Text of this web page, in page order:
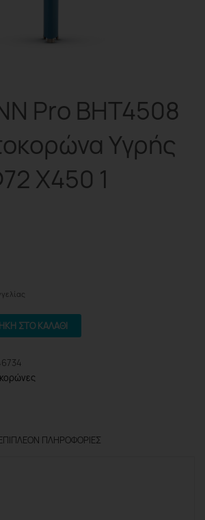
Pro BHT4508
Υγρής
X450 1
ΣΤΟ ΚΑΛΆΘΙ
ΠΛΗΡΟΦΟΡΊΕΣ